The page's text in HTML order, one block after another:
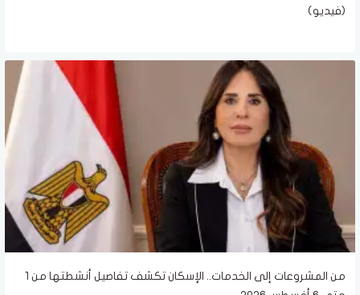
(فيديو)
من المشروعات إلى الخدمات.. الإسكان تكشف تفاصيل أنشطتها من 1